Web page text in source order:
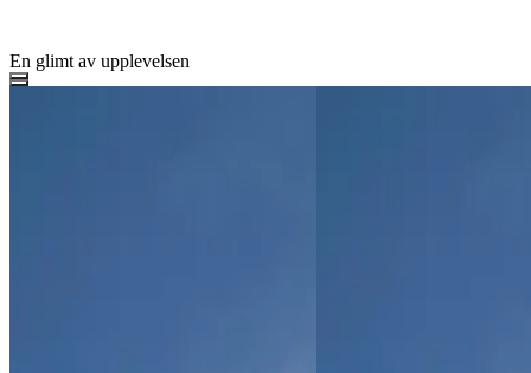
En glimt av upplevelsen